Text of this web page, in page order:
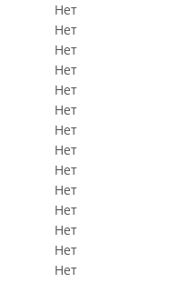
Нет
Нет
Нет
Нет
Нет
Нет
Нет
Нет
Нет
Нет
Нет
Нет
Нет
Нет